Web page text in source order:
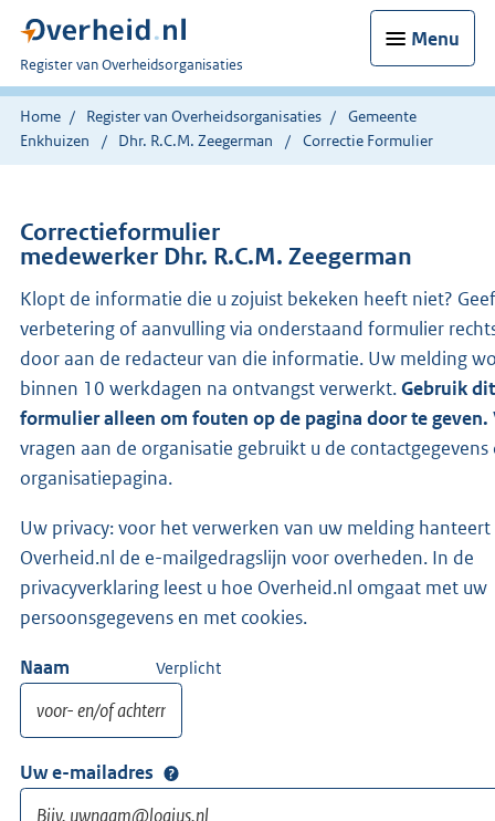
Menu
U
bent
nu
hier:
Register van Overheidsorganisaties
Home Register van Overheidsorganisaties
Gemeente
Enkhuizen
Dhr. R.C.M. Zeegerman Correctie Formulier
Correctieformulier
medewerker Dhr. R.C.M. Zeegerman
Klopt de informatie die u zojuist bekeken heeft niet?
verbetering of aanvulling via onderstaand formulier
door aan de redacteur van die informatie. Uw melding
binnen 10 werkdagen na ontvangst verwerkt.Gebruik dit
formulier alleen om fouten op de pagina door te geven.
vragen aan de organisatie gebruikt u de contactgegevens
organisatiepagina.
Uw privacy: voor het verwerken van uw melding hanteert
Overheid.nl de e-mailgedragslijn voor overheden. In de
privacyverklaring leest u hoe Overheid.nl omgaat met uw
persoonsgegevens en met cookies.
Naam Verplicht
Uw e-mailadres